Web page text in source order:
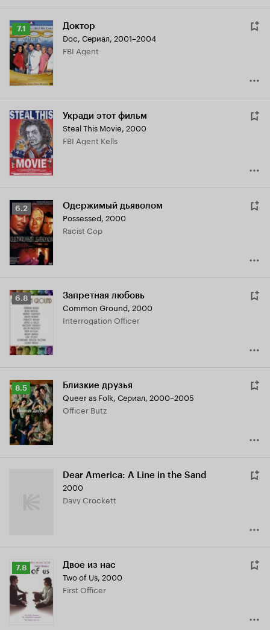
Рейтинг
Кинопоиска
7.1
7.1 Доктор
Doc, Сериал, 2001–2004
FBI Agent
Укради этот фильм
Steal This Movie, 2000
FBI Agent Kells
Рейтинг
Кинопоиска
6.2
6.2 Одержимый дьяволом
Possessed, 2000
Racist Cop
Рейтинг
Кинопоиска
6.8
6.8 Запретная любовь
Common Ground, 2000
Interrogation Officer
Рейтинг
Кинопоиска
8.5
8.5 Близкие друзья
Queer as Folk, Сериал, 2000–2005
Officer Butz
Dear America: A Line in the Sand
2000
Davy Crockett
Рейтинг
Кинопоиска
7.8
7.8 Двое из нас
Two of Us, 2000
First Officer